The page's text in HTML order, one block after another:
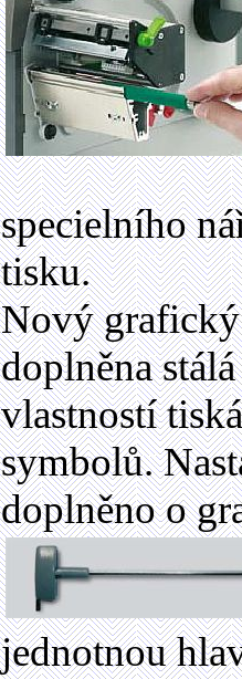
specielního
tisku.
Nový
doplněna
vlastností
symbolů.
doplněno o
jednotnou